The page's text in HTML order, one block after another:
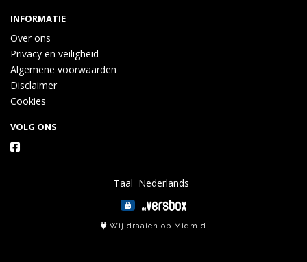
INFORMATIE
Over ons
Privacy en veiligheid
Algemene voorwaarden
Disclaimer
Cookies
VOLG ONS
Taal
Wij draaien op Midmid